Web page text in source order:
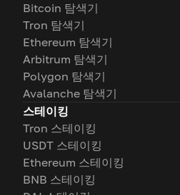
Bitcoin 탐색기
Tron 탐색기
Ethereum 탐색기
Arbitrum 탐색기
Polygon 탐색기
Avalanche 탐색기
스테이킹
Tron 스테이킹
USDT 스테이킹
Ethereum 스테이킹
BNB 스테이킹